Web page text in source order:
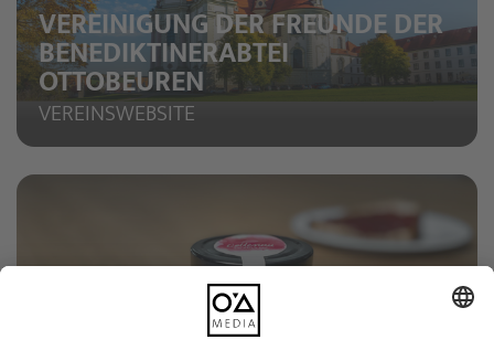
VEREINIGUNG DER FREUNDE DER
BENEDIKTINERABTEI
OTTOBEUREN
VEREINSWEBSITE